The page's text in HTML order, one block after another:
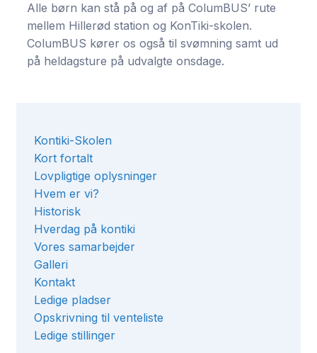
Alle børn kan stå på og af på ColumBUS’ rute
mellem Hillerød station og KonTiki-skolen.
ColumBUS kører os også til svømning samt ud
på heldagsture på udvalgte onsdage.
Kontiki-Skolen
Kort fortalt
Lovpligtige oplysninger
Hvem er vi?
Historisk
Hverdag på kontiki
Vores samarbejder
Galleri
Kontakt
Ledige pladser
Opskrivning til venteliste
Ledige stillinger